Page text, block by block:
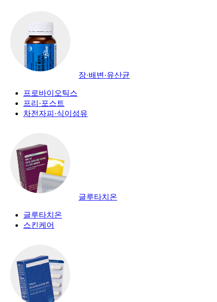
장·배변·유산균
프로바이오틱스
프리·포스트
차전자피·식이섬유
글루타치온
글루타치온
스킨케어